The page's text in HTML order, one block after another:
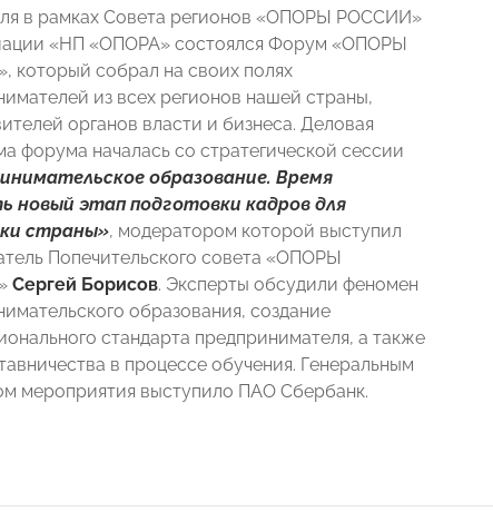
в рамках Совета регионов «ОПОРЫ РОССИИ»
«НП «ОПОРА» состоялся Форум «ОПОРЫ
который собрал на своих полях
из всех регионов нашей страны,
органов власти и бизнеса. Деловая
форума началась со стратегической сессии
образование. Время
новый этап подготовки кадров для
страны», модератором которой выступил
Попечительского совета «ОПОРЫ
Сергей Борисов. Эксперты обсудили феномен
образования, создание
стандарта предпринимателя, а также
в процессе обучения. Генеральным
мероприятия выступило ПАО Сбербанк.